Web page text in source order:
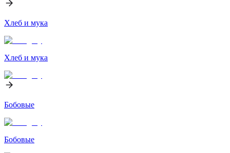
Хлеб и мука
Хлеб и мука
Бобовые
Бобовые